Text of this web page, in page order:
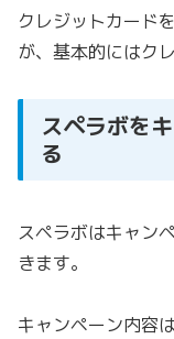
クレジットカード
が、基本的にはク
スペラボを
る
スペラボはキャン
きます。
キャンペーン内容